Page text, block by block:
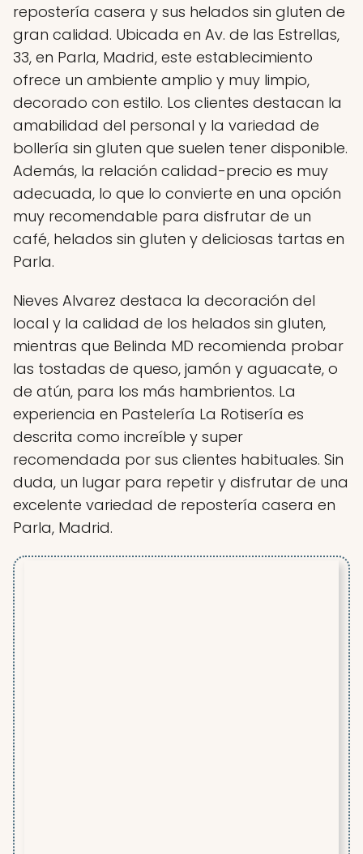
repostería casera y sus helados sin gluten de
gran calidad. Ubicada en Av. de las Estrellas,
33, en Parla, Madrid, este establecimiento
ofrece un ambiente amplio y muy limpio,
decorado con estilo. Los clientes destacan la
amabilidad del personal y la variedad de
bollería sin gluten que suelen tener disponible.
Además, la relación calidad-precio es muy
adecuada, lo que lo convierte en una opción
muy recomendable para disfrutar de un
café, helados sin gluten y deliciosas tartas en
Parla.
Nieves Alvarez destaca la decoración del
local y la calidad de los helados sin gluten,
mientras que Belinda MD recomienda probar
las tostadas de queso, jamón y aguacate, o
de atún, para los más hambrientos. La
experiencia en Pastelería La Rotisería es
descrita como increíble y super
recomendada por sus clientes habituales. Sin
duda, un lugar para repetir y disfrutar de una
excelente variedad de repostería casera en
Parla, Madrid.